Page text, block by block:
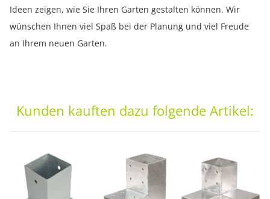
Ideen zeigen, wie Sie Ihren Garten gestalten können. Wir
wünschen Ihnen viel Spaß bei der Planung und viel Freude
an Ihrem neuen Garten.
Kunden kauften dazu folgende Artikel: